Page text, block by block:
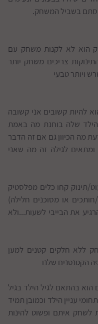
סתם בשביל המשחק.
הוא לא לקנות משחק עם
צריכים משחק יותר
ויותר טבעי
להיות קשובים אני קשובה
שלה בוחנת מה באמת
מה הכיוון גם אם זה הדבר
לגילה זה מה שאני
תינוק קחו כלים מפלסטיק
או מסוכנים חלילה)
את הבייבי לשעות...ולא
ללא חלקים קטנים למען
הקטנטנים שלנו
בהתאם לגיל הילד בגיל
עניין הילד וכמובן תמיד
לשחק איתם ופשוט להינות